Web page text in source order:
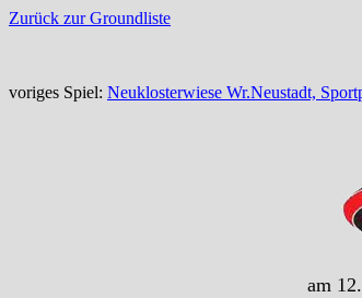
Zurück zur Groundliste
voriges Spiel: Neuklosterwiese Wr.Neustadt,
am